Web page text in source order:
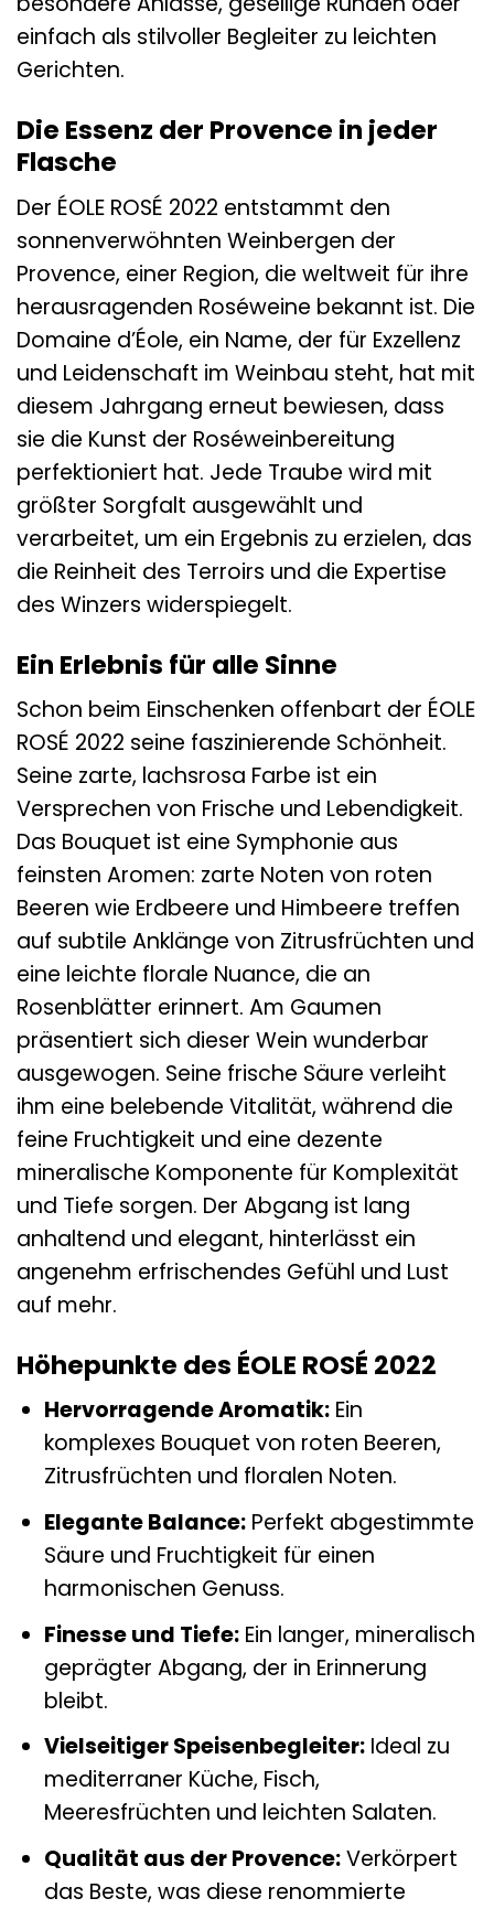
einfach als stilvoller Begleiter zu leichten
Gerichten.
Die Essenz der Provence in jeder
Flasche
Der ÉOLE ROSÉ 2022 entstammt den
sonnenverwöhnten Weinbergen der
Provence, einer Region, die weltweit für ihre
herausragenden Roséweine bekannt ist. Die
Domaine d’Éole, ein Name, der für Exzellenz
und Leidenschaft im Weinbau steht, hat mit
diesem Jahrgang erneut bewiesen, dass
sie die Kunst der Roséweinbereitung
perfektioniert hat. Jede Traube wird mit
größter Sorgfalt ausgewählt und
verarbeitet, um ein Ergebnis zu erzielen, das
die Reinheit des Terroirs und die Expertise
des Winzers widerspiegelt.
Ein Erlebnis für alle Sinne
Schon beim Einschenken offenbart der ÉOLE
ROSÉ 2022 seine faszinierende Schönheit.
Seine zarte, lachsrosa Farbe ist ein
Versprechen von Frische und Lebendigkeit.
Das Bouquet ist eine Symphonie aus
feinsten Aromen: zarte Noten von roten
Beeren wie Erdbeere und Himbeere treffen
auf subtile Anklänge von Zitrusfrüchten und
eine leichte florale Nuance, die an
Rosenblätter erinnert. Am Gaumen
präsentiert sich dieser Wein wunderbar
ausgewogen. Seine frische Säure verleiht
ihm eine belebende Vitalität, während die
feine Fruchtigkeit und eine dezente
mineralische Komponente für Komplexität
und Tiefe sorgen. Der Abgang ist lang
anhaltend und elegant, hinterlässt ein
angenehm erfrischendes Gefühl und Lust
auf mehr.
Höhepunkte des ÉOLE ROSÉ 2022
Hervorragende Aromatik:Ein
komplexes Bouquet von roten Beeren,
Zitrusfrüchten und floralen Noten.
Elegante Balance:Perfekt abgestimmte
Säure und Fruchtigkeit für einen
harmonischen Genuss.
Finesse und Tiefe:Ein langer, mineralisch
geprägter Abgang, der in Erinnerung
bleibt.
Vielseitiger Speisenbegleiter:Ideal zu
mediterraner Küche, Fisch,
Meeresfrüchten und leichten Salaten.
Qualität aus der Provence:Verkörpert
das Beste, was diese renommierte